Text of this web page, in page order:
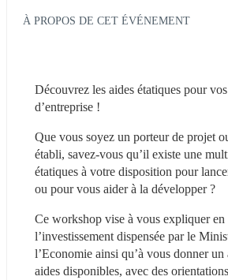
À PROPOS DE CET ÉVÉNEMENT
Découvrez les aides étatiques pour
d’entreprise !
Que vous soyez un porteur de projet
établi, savez-vous qu’il existe une
étatiques à votre disposition pour
ou pour vous aider à la développer ?
Ce workshop vise à vous expliquer en
l’investissement dispensée par le
l’Economie ainsi qu’à vous donner un
aides disponibles, avec des